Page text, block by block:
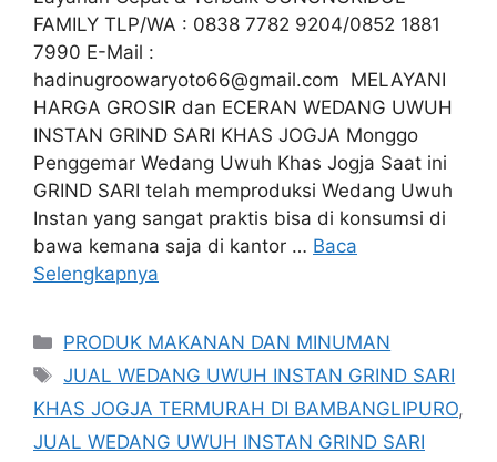
FAMILY TLP/WA : 0838 7782 9204/0852 1881
7990 E-Mail :
hadinugroowaryoto66@gmail.com MELAYANI
HARGA GROSIR dan ECERAN WEDANG UWUH
INSTAN GRIND SARI KHAS JOGJA Monggo
Penggemar Wedang Uwuh Khas Jogja Saat ini
GRIND SARI telah memproduksi Wedang Uwuh
Instan yang sangat praktis bisa di konsumsi di
bawa kemana saja di kantor … Baca
Selengkapnya
Kategori
PRODUK MAKANAN DAN MINUMAN
Tag
JUAL WEDANG UWUH INSTAN GRIND SARI
KHAS JOGJA TERMURAH DI BAMBANGLIPURO,
JUAL WEDANG UWUH INSTAN GRIND SARI